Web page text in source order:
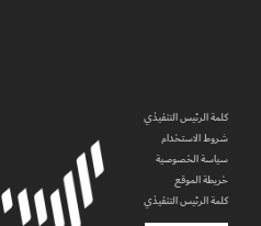
كلمة الرئيس التنفيذي
شروط الاستخدام
سياسة الخصوصية
خريطة الموقع
كلمة الرئيس التنفيذي